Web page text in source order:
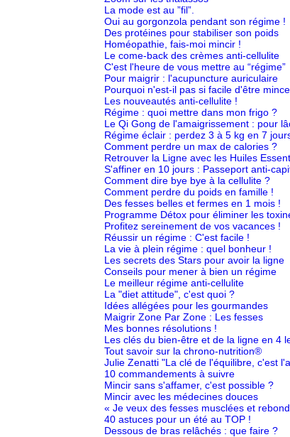
La mode est au ”fil”.
Oui au gorgonzola pendant son régime !
Des protéines pour stabiliser son poids
Homéopathie, fais-moi mincir !
Le come-back des crèmes anti-cellulite
C'est l'heure de vous mettre au “régime”
Pour maigrir : l'acupuncture auriculaire
Pourquoi n'est-il pas si facile d'être
Les nouveautés anti-cellulite !
Régime : quoi mettre dans mon frigo ?
Le Qi Gong de l'amaigrissement : pour
Régime éclair : perdez 3 à 5 kg en 7
Comment perdre un max de calories ?
Retrouver la Ligne avec les Huiles
S'affiner en 10 jours : Passeport anti-
Comment dire bye bye à la cellulite ?
Comment perdre du poids en famille !
Des fesses belles et fermes en 1 mois !
Programme Détox pour éliminer les
Profitez sereinement de vos vacances !
Réussir un régime : C'est facile !
La vie à plein régime : quel bonheur !
Les secrets des Stars pour avoir la ligne
Conseils pour mener à bien un régime
Le meilleur régime anti-cellulite
La "diet attitude", c'est quoi ?
Idées allégées pour les gourmandes
Maigrir Zone Par Zone : Les fesses
Mes bonnes résolutions !
Les clés du bien-être et de la ligne en 4
Tout savoir sur la chrono-nutrition®
Julie Zenatti "La clé de l'équilibre, c'est
10 commandements à suivre
Mincir sans s'affamer, c'est possible ?
Mincir avec les médecines douces
« Je veux des fesses musclées et
40 astuces pour un été au TOP !
Dessous de bras relâchés : que faire ?